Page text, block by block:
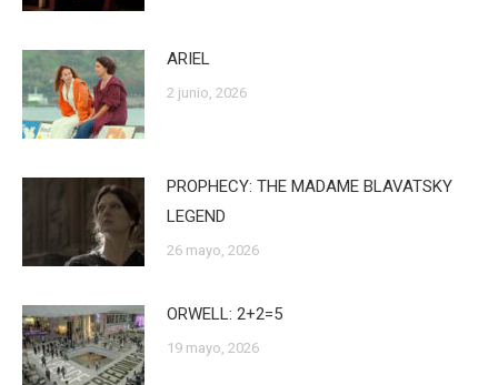
ARIEL
2 junio, 2026
PROPHECY: THE MADAME BLAVATSKY
LEGEND
26 mayo, 2026
ORWELL: 2+2=5
19 mayo, 2026